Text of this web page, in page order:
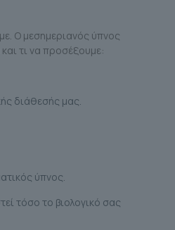
Ο μεσημεριανός ύπνος
τι να προσέξουμε:
διάθεσής μας.
ύπνος.
τόσο το βιολογικό σας